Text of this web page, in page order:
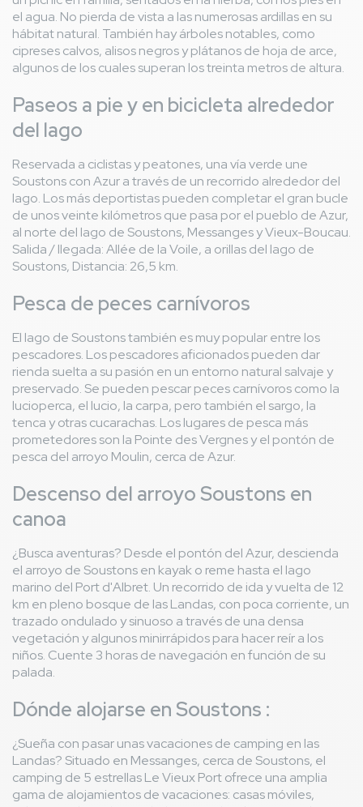
el agua. No pierda de vista a las numerosas ardillas en su
hábitat natural. También hay árboles notables, como
cipreses calvos, alisos negros y plátanos de hoja de arce,
algunos de los cuales superan los treinta metros de altura.
Paseos a pie y en bicicleta alrededor
del lago
Reservada a ciclistas y peatones, una vía verde une
Soustons con Azur a través de un recorrido alrededor del
lago. Los más deportistas pueden completar el gran bucle
de unos veinte kilómetros que pasa por el pueblo de Azur,
al norte del lago de Soustons, Messanges y Vieux-Boucau.
Salida / llegada: Allée de la Voile, a orillas del lago de
Soustons, Distancia: 26,5 km.
Pesca de peces carnívoros
El lago de Soustons también es muy popular entre los
pescadores. Los pescadores aficionados pueden dar
rienda suelta a su pasión en un entorno natural salvaje y
preservado. Se pueden pescar peces carnívoros como la
lucioperca, el lucio, la carpa, pero también el sargo, la
tenca y otras cucarachas. Los lugares de pesca más
prometedores son la Pointe des Vergnes y el pontón de
pesca del arroyo Moulin, cerca de Azur.
Descenso del arroyo Soustons en
canoa
¿Busca aventuras? Desde el pontón del Azur, descienda
el arroyo de Soustons en kayak o reme hasta el lago
marino del Port d'Albret. Un recorrido de ida y vuelta de 12
km en pleno bosque de las Landas, con poca corriente, un
trazado ondulado y sinuoso a través de una densa
vegetación y algunos minirrápidos para hacer reír a los
niños. Cuente 3 horas de navegación en función de su
palada.
Dónde alojarse en Soustons :
¿Sueña con pasar unas vacaciones de camping en las
Landas? Situado en Messanges, cerca de Soustons, el
camping de 5 estrellas Le Vieux Port ofrece una amplia
gama de alojamientos de vacaciones: casas móviles,